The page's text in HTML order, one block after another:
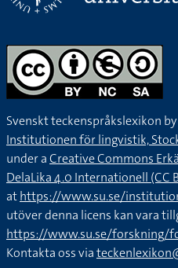
Svenskt teckenspråkslexikon by
Institutionen för lingvistik,
under aCreative Commons
DelaLika 4.0 Internationell (CC
athttps://www.su.se/
utöver denna licens kan vara
https://www.su.se/forskning/
Kontakta oss via